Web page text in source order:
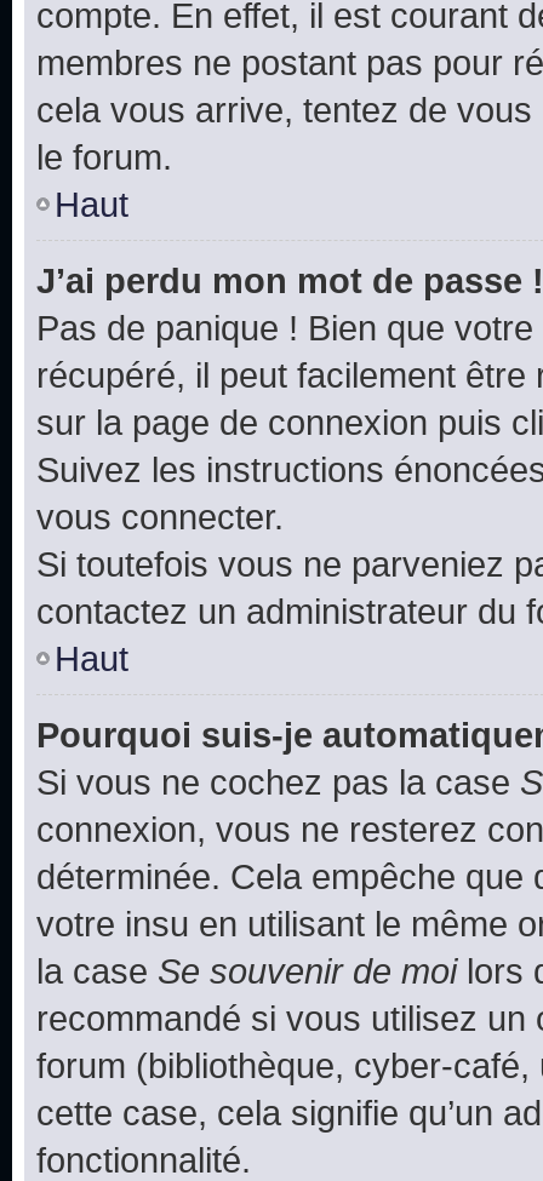
compte. En effet, il est courant
membres ne postant pas pour
cela vous arrive, tentez de
le forum.
Haut
J’ai perdu mon mot de passe !
Pas de panique ! Bien que
récupéré, il peut facilement
sur la page de connexion puis
Suivez les instructions
vous connecter.
Si toutefois vous ne parveniez
contactez un administrateur du
Haut
Pourquoi suis-je
Si vous ne cochez pas la case
connexion, vous ne resterez
déterminée. Cela empêche que
votre insu en utilisant le même
la case Se souvenir de moilors
recommandé si vous utilisez
forum (bibliothèque, cyber-
cette case, cela signifie qu’un
fonctionnalité.